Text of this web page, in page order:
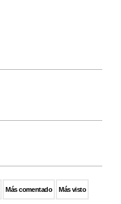
Más comentado Más visto